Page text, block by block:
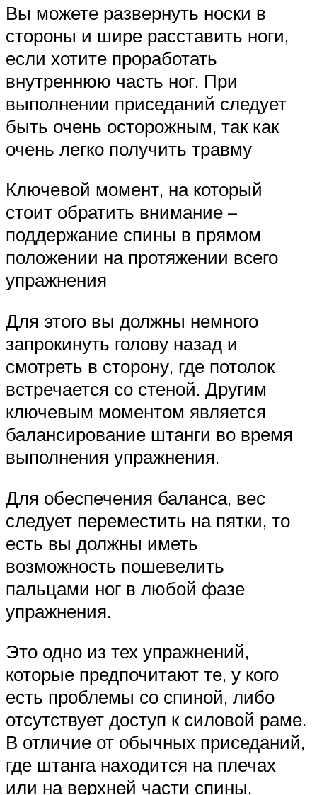
Вы можете развернуть носки в
стороны и шире расставить ноги,
если хотите проработать
внутреннюю часть ног. При
выполнении приседаний следует
быть очень осторожным, так как
очень легко получить травму
Ключевой момент, на который
стоит обратить внимание –
поддержание спины в прямом
положении на протяжении всего
упражнения
Для этого вы должны немного
запрокинуть голову назад и
смотреть в сторону, где потолок
встречается со стеной. Другим
ключевым моментом является
балансирование штанги во время
выполнения упражнения.
Для обеспечения баланса, вес
следует переместить на пятки, то
есть вы должны иметь
возможность пошевелить
пальцами ног в любой фазе
упражнения.
Это одно из тех упражнений,
которые предпочитают те, у кого
есть проблемы со спиной, либо
отсутствует доступ к силовой раме.
В отличие от обычных приседаний,
где штанга находится на плечах
или на верхней части спины,